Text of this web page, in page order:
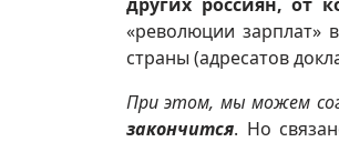
«революции зарплат»
страны (адресатов
При этом, мы можем
закончится. Но